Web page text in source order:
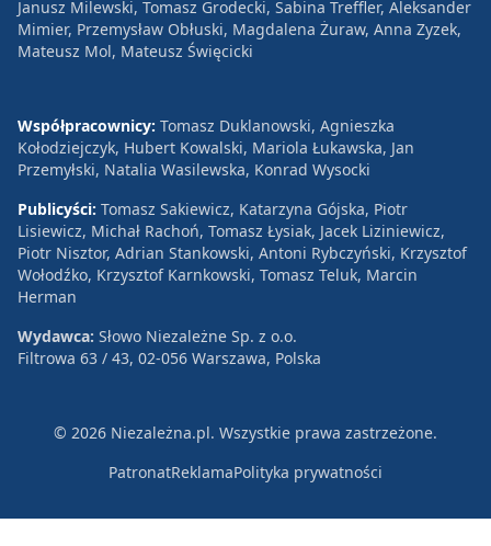
Janusz Milewski, Tomasz Grodecki, Sabina Treffler, Aleksander
Mimier, Przemysław Obłuski, Magdalena Żuraw, Anna Zyzek,
Mateusz Mol, Mateusz Święcicki
Współpracownicy: Tomasz Duklanowski, Agnieszka
Kołodziejczyk, Hubert Kowalski, Mariola Łukawska, Jan
Przemyłski, Natalia Wasilewska, Konrad Wysocki
Publicyści: Tomasz Sakiewicz, Katarzyna Gójska, Piotr
Lisiewicz, Michał Rachoń, Tomasz Łysiak, Jacek Liziniewicz,
Piotr Nisztor, Adrian Stankowski, Antoni Rybczyński, Krzysztof
Wołodźko, Krzysztof Karnkowski, Tomasz Teluk, Marcin
Herman
Wydawca: Słowo Niezależne Sp. z o.o.
Filtrowa 63 / 43, 02-056 Warszawa, Polska
© 2026 Niezależna.pl. Wszystkie prawa zastrzeżone.
PatronatReklamaPolityka prywatności